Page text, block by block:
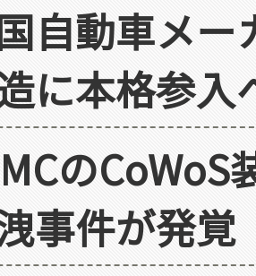
自動車メ
に本格参入
の
事件が発覚